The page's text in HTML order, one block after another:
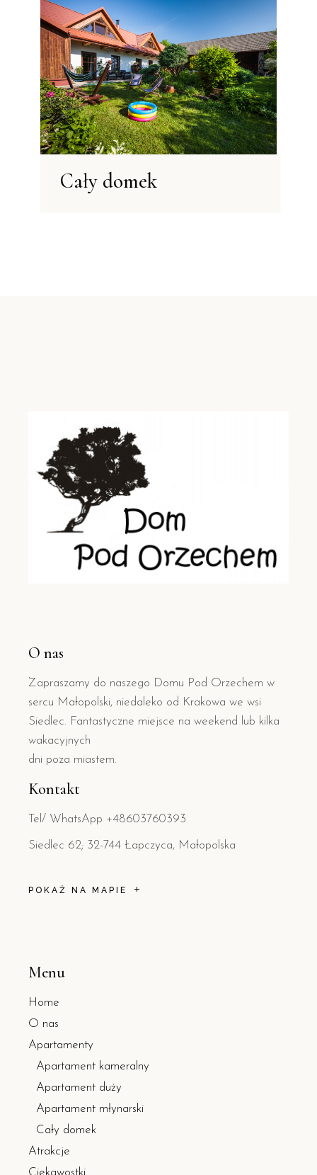
Cały domek
O nas
Zapraszamy do naszego Domu Pod Orzechem w
sercu Małopolski, niedaleko od Krakowa we wsi
Siedlec. Fantastyczne miejsce na weekend lub kilka
wakacyjnych
dni poza miastem.
Kontakt
Tel/ WhatsApp +48603760393
Siedlec 62; 32-744 Łapczyca, Małopolska
POKAŻ NA MAPIE
Menu
Home
O nas
Apartamenty
Apartament kameralny
Apartament duży
Apartament młynarski
Cały domek
Atrakcje
Ciekawostki